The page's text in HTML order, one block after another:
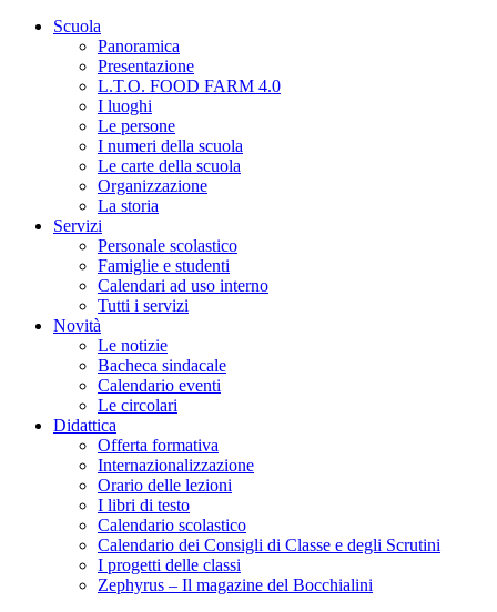
Scuola
Panoramica
Presentazione
L.T.O. FOOD FARM 4.0
I luoghi
Le persone
I numeri della scuola
Le carte della scuola
Organizzazione
La storia
Servizi
Personale scolastico
Famiglie e studenti
Calendari ad uso interno
Tutti i servizi
Novità
Le notizie
Bacheca sindacale
Calendario eventi
Le circolari
Didattica
Offerta formativa
Internazionalizzazione
Orario delle lezioni
I libri di testo
Calendario scolastico
Calendario dei Consigli di Classe e degli Scrutini
I progetti delle classi
Zephyrus – Il magazine del Bocchialini